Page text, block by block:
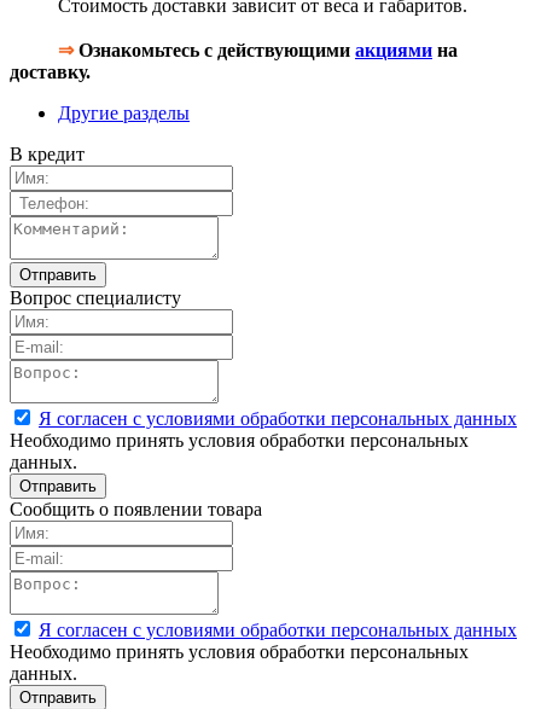
Стоимость доставки зависит от веса и габаритов.
⇒Ознакомьтесь с действующими акциями на
доставку.
Другие разделы
В кредит
Вопрос специалисту
Я согласен с условиями обработки персональных данных
Необходимо принять условия обработки персональных
данных.
Сообщить о появлении товара
Я согласен с условиями обработки персональных данных
Необходимо принять условия обработки персональных
данных.